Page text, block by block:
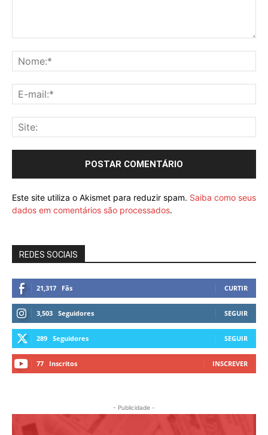
Este site utiliza o Akismet para reduzir spam. Saiba como seus
dados em comentários são processados.
REDES SOCIAIS
21,317 Fãs CURTIR
3,503 Seguidores SEGUIR
289 Seguidores SEGUIR
77 Inscritos INSCREVER
- Publicidade -